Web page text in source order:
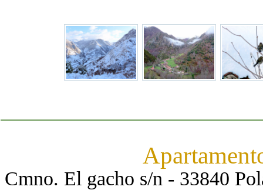
Cmno. El gacho s/n - 33840